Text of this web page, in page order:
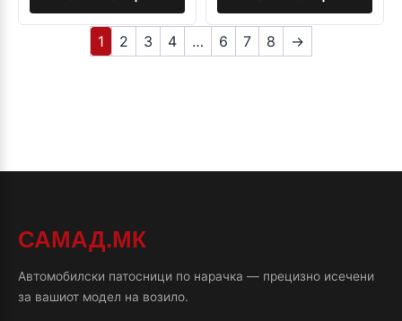
1 2 3 4 … 6 7 8 →
САМАД.МК
Автомобилски патосници по нарачка — прецизно исечени
за вашиот модел на возило.